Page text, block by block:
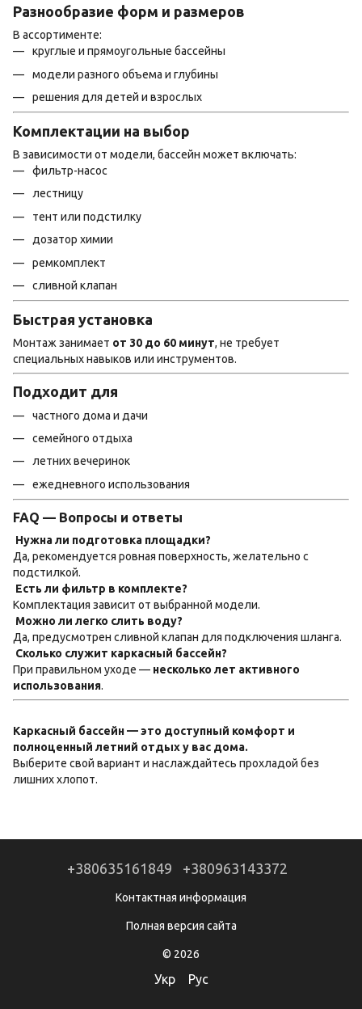
Разнообразие форм и размеров
В ассортименте:
круглые и прямоугольные бассейны
модели разного объема и глубины
решения для детей и взрослых
Комплектации на выбор
В зависимости от модели, бассейн может включать:
фильтр-насос
лестницу
тент или подстилку
дозатор химии
ремкомплект
сливной клапан
Быстрая установка
Монтаж занимает от 30 до 60 минут, не требует
специальных навыков или инструментов.
Подходит для
частного дома и дачи
семейного отдыха
летних вечеринок
ежедневного использования
FAQ — Вопросы и ответы
Нужна ли подготовка площадки?
Да, рекомендуется ровная поверхность, желательно с
подстилкой.
Есть ли фильтр в комплекте?
Комплектация зависит от выбранной модели.
Можно ли легко слить воду?
Да, предусмотрен сливной клапан для подключения шланга.
Сколько служит каркасный бассейн?
При правильном уходе — несколько лет активного
использования.
Каркасный бассейн — это доступный комфорт и
полноценный летний отдых у вас дома.
Выберите свой вариант и наслаждайтесь прохладой без
лишних хлопот.
+380635161849 +380963143372
Контактная информация
Полная версия сайта
© 2026
Укр Рус